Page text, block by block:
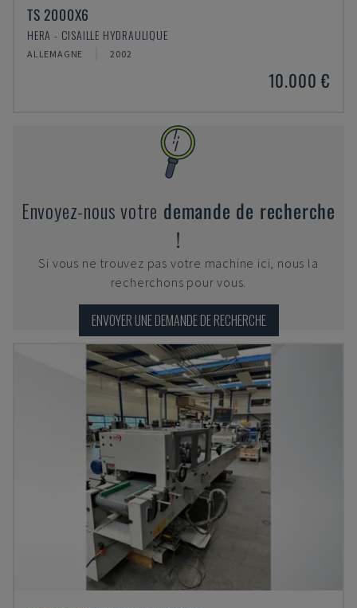
TS 2000X6
HERA - CISAILLE HYDRAULIQUE
ALLEMAGNE 2002
10.000 €
Envoyez-nous votre demande de recherche
!
Si vous ne trouvez pas votre machine ici, nous la
recherchons pour vous.
ENVOYER UNE DEMANDE DE RECHERCHE